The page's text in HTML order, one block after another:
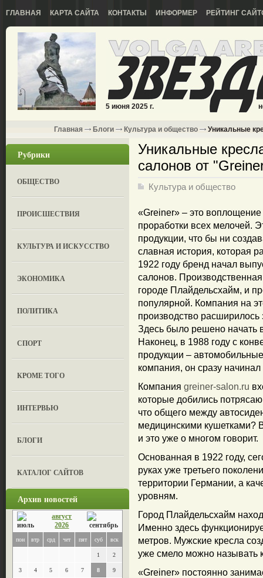
ГЛАВНАЯ КАРТА САЙТА КОНТАКТЫ ИНФОРМЕР РЕЙТИНГ
5 июня 2025 г.
Главная Блоги Культура и общество Уникальные
Рубрики
ОБЩЕСТВО
ПРОИСШЕСТВИЯ
КУЛЬТУРА И ИСКУССТВО
ЭКОНОМИКА
ПОЛИТИКА
СПОРТ
КРОМЕ ТОГО
ИНТЕРВЬЮ
БЛОГИ
КАТАЛОГ САЙТОВ
Архив новостей
август
2026
пон втр срд чет пят суб вск
1 2
3 4 5 6 7 8 9
Уникальные
салонов от
Культура и общество
«Greiner» – это воплощение
проработки всех мелочей.
продукции, что бы ни
славная история, которая
1922 году бренд начал
салонов.
городе Плайдельсхайм, и
популярной. Компания на
производство расширилось
Здесь было решено начать
Наконец, в 1988 году с
продукции –
компания, он сразу
Компания greiner-salon.ru
которые добились
что общего между
медицинскими кушетками?
и это уже о многом говорит.
Основанная в 1922 году,
руках уже третьего
территории Германии, а
уровням.
Город Плайдельсхайм
Именно здесь
метров. Мужские кресла
уже смело можно называть
«Greiner» постоянно